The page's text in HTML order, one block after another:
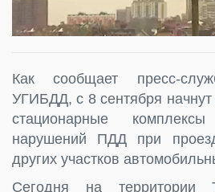
Как сообщает пресс-
УГИБДД, с 8 сентября
стационарные
нарушений ПДД при
других участков
Сегодня на территории